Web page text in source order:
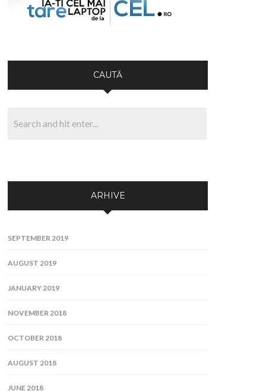
CAUTĂ
ARHIVE
SEPTEMBER 2019
AUGUST 2019
JANUARY 2019
NOVEMBER 2018
OCTOBER 2018
AUGUST 2018
JUNE 2018